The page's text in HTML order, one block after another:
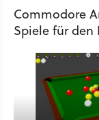
Commodore
Spiele für den